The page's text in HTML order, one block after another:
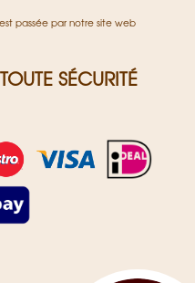
passée par notre site web
SÉCURITÉ